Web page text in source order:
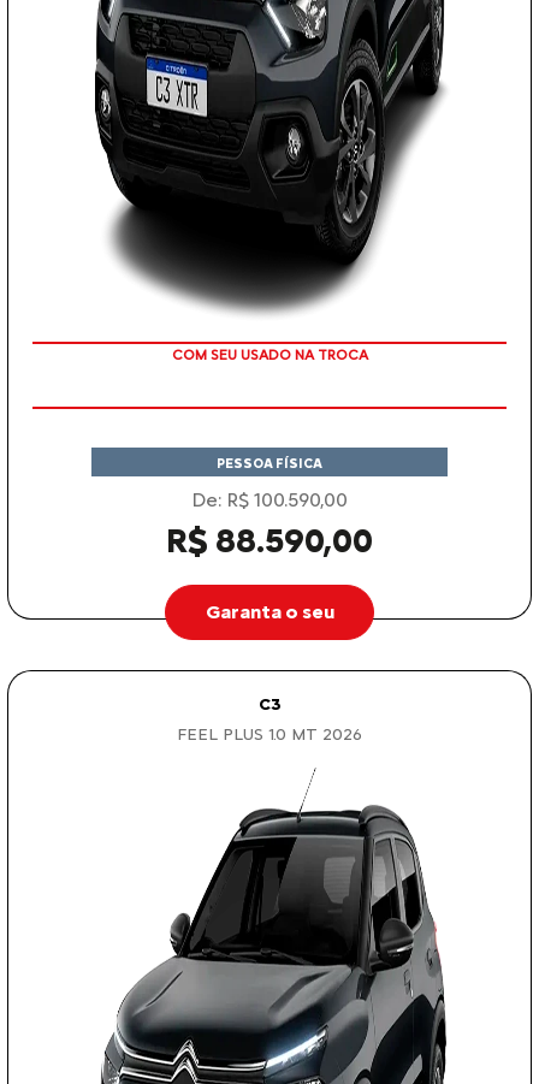
COM SEU USADO NA TROCA
PESSOA FÍSICA
De: R$ 100.590,00
R$ 88.590,00
Garanta o seu
C3
FEEL PLUS 1.0 MT 2026